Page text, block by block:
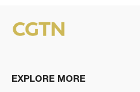
EXPLORE MORE